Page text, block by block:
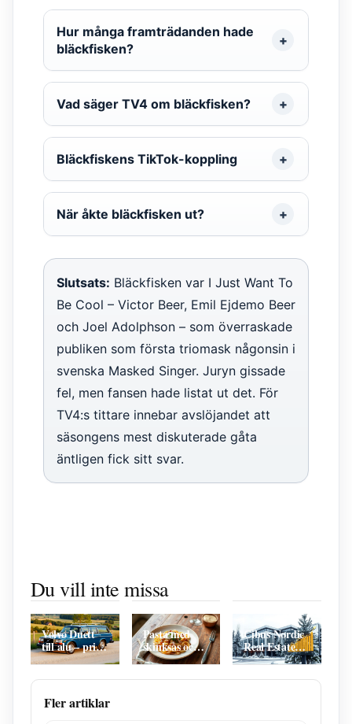
Hur många framträdanden hade
bläckfisken?
Vad säger TV4 om bläckfisken?
Bläckfiskens TikTok-koppling
När åkte bläckfisken ut?
Slutsats: Bläckfisken var I Just Want To
Be Cool – Victor Beer, Emil Ejdemo Beer
och Joel Adolphson – som överraskade
publiken som första triomask någonsin i
svenska Masked Singer. Juryn gissade
fel, men fansen hade listat ut det. För
TV4:s tittare innebar avslöjandet att
säsongens mest diskuterade gåta
äntligen fick sitt svar.
Du vill inte missa
får sparken –
Verifierad
Analys
klart – Lös
Korsordsutmaning
Volvo Duett
till alu – pri ,
varianter och
Pasta med
skinksås och
crème fraiche
recept och tips
Cibus Nordic
Real Estate
AB –
och utdelning
Fler artiklar